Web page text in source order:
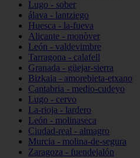
Lugo - sober
álava - lantziego
Huesca - la-fueva
Alicante - monòver
León - valdevimbre
Tarragona - calafell
Granada - güejar-sierra
Bizkaia - amorebieta-etxano
Cantabria - medio-cudeyo
Lugo - cervo
La-rioja - lardero
León - molinaseca
Ciudad-real - almagro
Murcia - molina-de-segura
Zaragoza - fuendejalón